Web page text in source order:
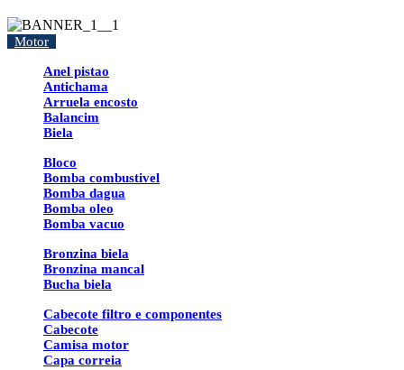
Motor
Anel pistao
Antichama
Arruela encosto
Balancim
Biela
Bloco
Bomba combustivel
Bomba dagua
Bomba oleo
Bomba vacuo
Bronzina biela
Bronzina mancal
Bucha biela
Cabecote filtro e componentes
Cabecote
Camisa motor
Capa correia